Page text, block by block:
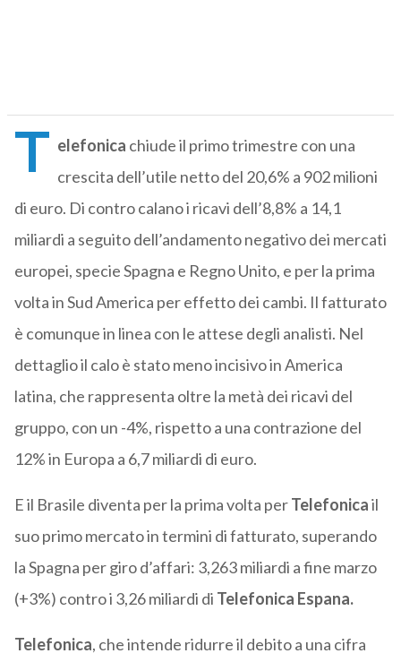
T elefonica chiude il primo trimestre con una
crescita dell’utile netto del 20,6% a 902 milioni
di euro. Di contro calano i ricavi dell’8,8% a 14,1
miliardi a seguito dell’andamento negativo dei mercati
europei, specie Spagna e Regno Unito, e per la prima
volta in Sud America per effetto dei cambi. Il fatturato
è comunque in linea con le attese degli analisti. Nel
dettaglio il calo è stato meno incisivo in America
latina, che rappresenta oltre la metà dei ricavi del
gruppo, con un -4%, rispetto a una contrazione del
12% in Europa a 6,7 miliardi di euro.
E il Brasile diventa per la prima volta perTelefonicail
suo primo mercato in termini di fatturato, superando
la Spagna per giro d’affari: 3,263 miliardi a fine marzo
(+3%) contro i 3,26 miliardi di Telefonica Espana.
Telefonica, che intende ridurre il debito a una cifra